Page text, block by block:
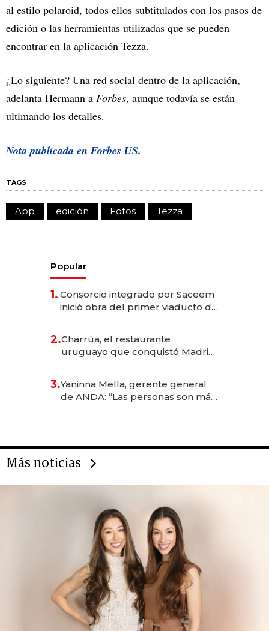
al estilo polaroid, todos ellos subtitulados con los pasos de
edición o las herramientas utilizadas que se pueden
encontrar en la aplicación Tezza.
¿Lo siguiente? Una red social dentro de la aplicación,
adelanta Hermann a Forbes, aunque todavía se están
ultimando los detalles.
Nota publicada en Forbes US.
TAGS
App edición Fotos Tezza
Popular
1. Consorcio integrado por Saceem
inició obra del primer viaducto de
millones
2.Charrúa, el restaurante
uruguayo que conquistó Madrid:
anticipación y prepara apertura
3.Yaninna Mella, gerente general
de ANDA: “Las personas son más
Más noticias